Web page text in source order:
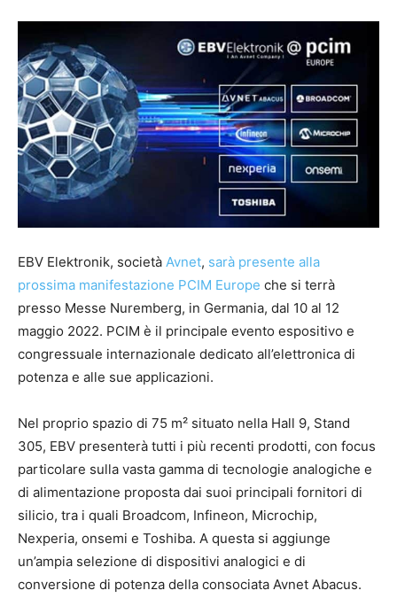
EBV Elektronik, società Avnet, sarà presente alla
prossima manifestazione PCIM Europe che si terrà
presso Messe Nuremberg, in Germania, dal 10 al 12
maggio 2022. PCIM è il principale evento espositivo e
congressuale internazionale dedicato all’elettronica di
potenza e alle sue applicazioni.
Nel proprio spazio di 75 m² situato nella Hall 9, Stand
305, EBV presenterà tutti i più recenti prodotti, con focus
particolare sulla vasta gamma di tecnologie analogiche e
di alimentazione proposta dai suoi principali fornitori di
silicio, tra i quali Broadcom, Infineon, Microchip,
Nexperia, onsemi e Toshiba. A questa si aggiunge
un’ampia selezione di dispositivi analogici e di
conversione di potenza della consociata Avnet Abacus.